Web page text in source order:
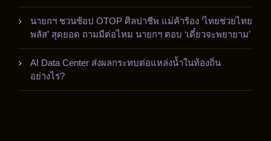
นายกฯ ชวนช้อป OTOP ศิลปาชีพ แม่ค้าร้อง ‘ไทยช่วยไทย
พลัส’ สุดยอด ถามมีต่อไหม นายกฯ ตอบ ‘เดี๋ยวจะพยายาม’
AI Data Center ส่งผลกระทบต่อแหล่งน้ำในท้องถิ่น
อย่างไร?